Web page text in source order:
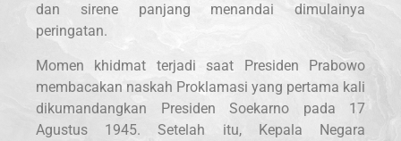
dan sirene panjang menandai dimulainya
peringatan.
Momen khidmat terjadi saat Presiden Prabowo
membacakan naskah Proklamasi yang pertama kali
dikumandangkan Presiden Soekarno pada 17
Agustus 1945. Setelah itu, Kepala Negara